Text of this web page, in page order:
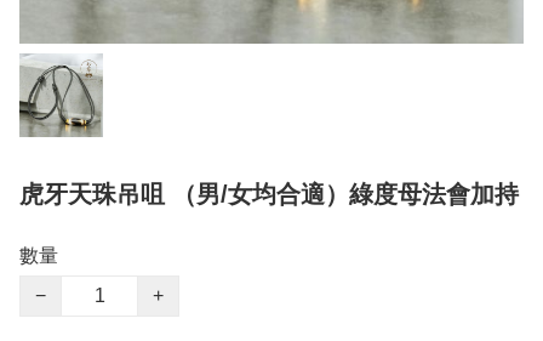
虎牙天珠吊咀 （男/女均合適）綠度母法會加持
數量
−
+